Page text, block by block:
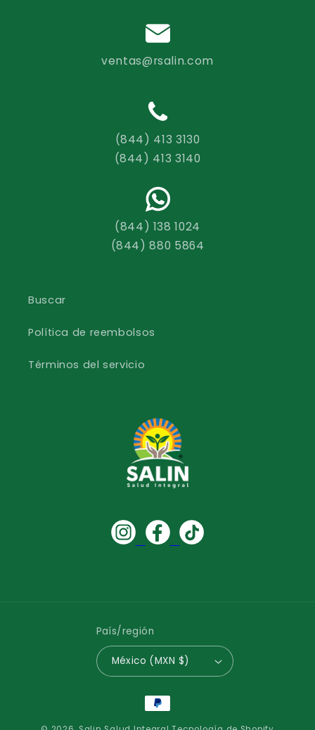
ventas@rsalin.com
(844) 413 3130
(844) 413 3140
(844) 138 1024
(844) 880 5864
Buscar
Política de reembolsos
Términos del servicio
País/región
México (MXN $)
Formas
de